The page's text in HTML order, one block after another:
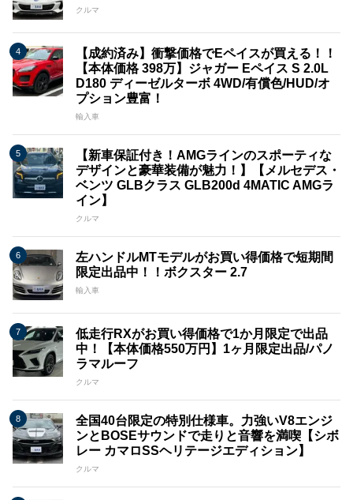
クルマ
【成約済み】衝撃価格でEペイスが買える！！
【本体価格 398万】ジャガー Eペイス S 2.0L
D180 ディーゼルターボ 4WD/有償色/HUD/オ
プション豊富！
輸入車
【新車保証付き！AMGラインのスポーティな
デザインと豪華装備が魅力！】【メルセデス・
ベンツ GLBクラス GLB200d 4MATIC AMGラ
イン】
クルマ
左ハンドルMTモデルがお買い得価格で短期間
限定出品中！！ボクスター 2.7
輸入車
低走行RXがお買い得価格で1か月限定で出品
中！【本体価格550万円】1ヶ月限定出品/パノ
ラマルーフ
クルマ
全国40台限定の特別仕様車。力強いV8エンジ
ンとBOSEサウンドで走りと音響を満喫【シボ
レー カマロSSヘリテージエディション】
クルマ